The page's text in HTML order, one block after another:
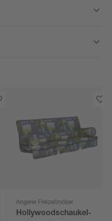
Angerer Freizeitmöbel
Hollywoodschaukel-